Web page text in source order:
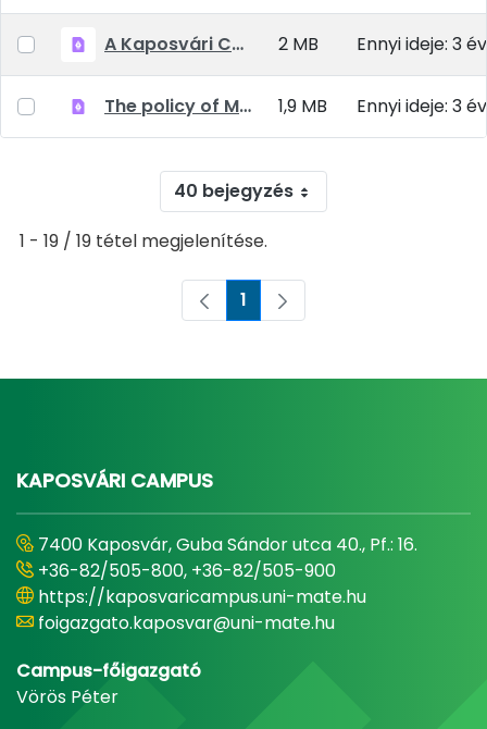
A Kaposvári Campus Kollégiumainak Házirendje 2022-23.pdf 2 MB Ennyi ideje: 3 év
The policy of MATE Kaposvár Campus Dormitories 2022-23.pdf 1,9 MB Ennyi ideje: 3 év
40 bejegyzés
1 - 19 / 19 tétel megjelenítése.
Oldal
1
KAPOSVÁRI CAMPUS
7400 Kaposvár, Guba Sándor utca 40., Pf.: 16.
+36-82/505-800, +36-82/505-900
https://kaposvaricampus.uni-mate.hu
foigazgato.kaposvar@uni-mate.hu
Campus-főigazgató
Vörös Péter